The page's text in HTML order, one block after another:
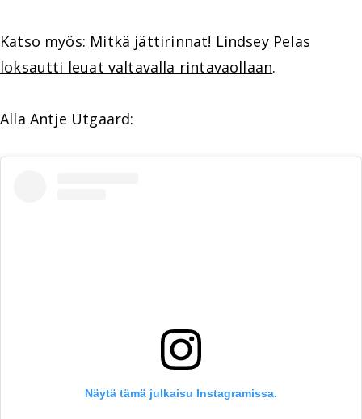
Katso myös: Mitkä jättirinnat! Lindsey Pelas
loksautti leuat valtavalla rintavaollaan.
Alla Antje Utgaard:
Näytä tämä julkaisu Instagramissa.